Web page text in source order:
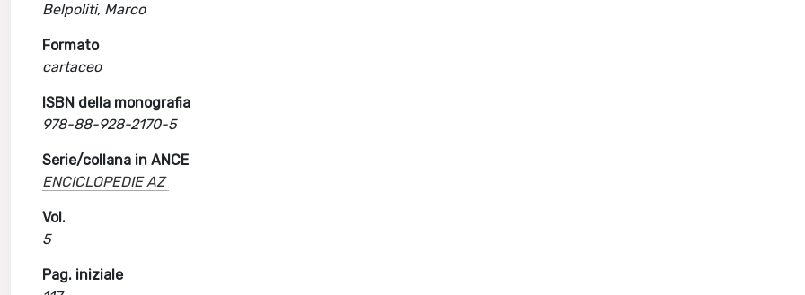
Belpoliti, Marco
Formato
cartaceo
ISBN della monografia
978-88-928-2170-5
Serie/collana in ANCE
ENCICLOPEDIE AZ
Vol.
5
Pag. iniziale